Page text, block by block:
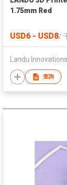
1.75mm Red
USD6 - USD8/
查詢